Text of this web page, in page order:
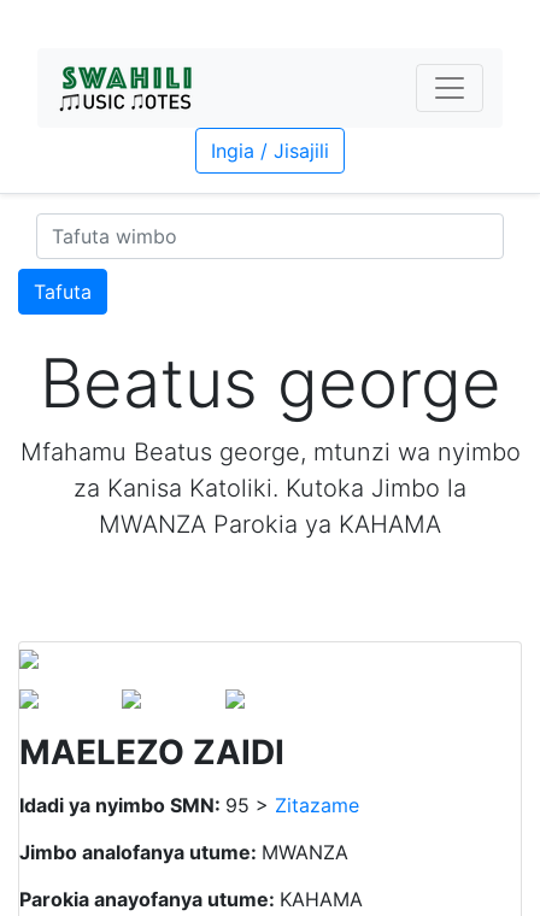
Ingia / Jisajili
Tafuta
Beatus george
Mfahamu Beatus george, mtunzi wa nyimbo
za Kanisa Katoliki. Kutoka Jimbo la
MWANZA Parokia ya KAHAMA
MAELEZO ZAIDI
Idadi ya nyimbo SMN: 95 > Zitazame
Jimbo analofanya utume: MWANZA
Parokia anayofanya utume: KAHAMA